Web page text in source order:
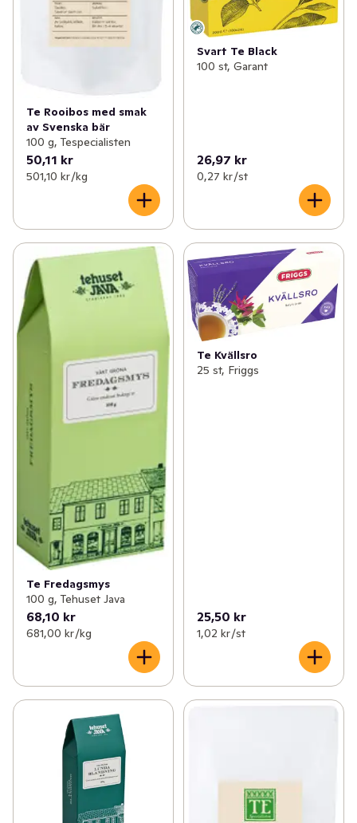
Te Rooibos med smak
av Svenska bär
100 g, Tespecialisten
50,11 kr
501,10 kr /kg
Svart Te Black
100 st, Garant
26,97 kr
0,27 kr /st
Te Fredagsmys
100 g, Tehuset Java
68,10 kr
681,00 kr /kg
Te Kvällsro
25 st, Friggs
25,50 kr
1,02 kr /st